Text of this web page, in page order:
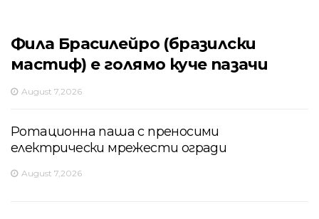
Фила Брасилейро (бразилски
мастиф) е голямо куче пазачи
August 7,2026
Ротационна паша с преносими
електрически мрежести огради
August 7,2026